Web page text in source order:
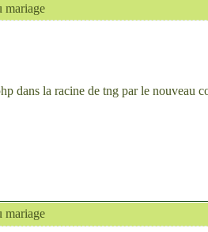
mariage
dans la racine de tng par le nouveau
mariage